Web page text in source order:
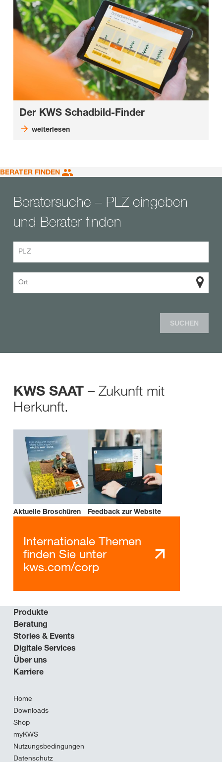
Der KWS Schadbild-Finder
weiterlesen
BERATER FINDEN
Beratersuche – PLZ eingeben
und Berater finden
PLZ
Ort
SUCHEN
KWS SAAT – Zukunft mit
Herkunft.
Aktuelle Broschüren Feedback zur Website
Internationale Themen
finden Sie unter
kws.com/corp
Produkte
Beratung
Stories & Events
Digitale Services
Über uns
Karriere
Home
Downloads
Shop
myKWS
Nutzungsbedingungen
Datenschutz